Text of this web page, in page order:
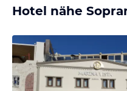
Hotel nähe